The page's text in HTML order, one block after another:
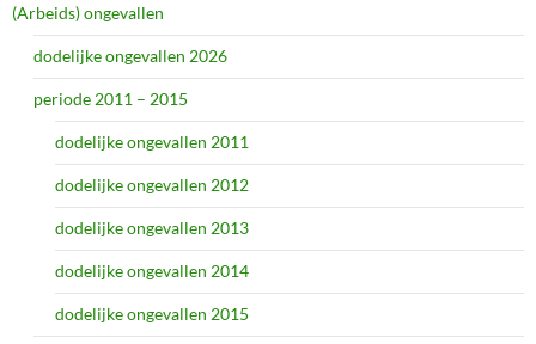
(Arbeids) ongevallen
dodelijke ongevallen 2026
periode 2011 – 2015
dodelijke ongevallen 2011
dodelijke ongevallen 2012
dodelijke ongevallen 2013
dodelijke ongevallen 2014
dodelijke ongevallen 2015